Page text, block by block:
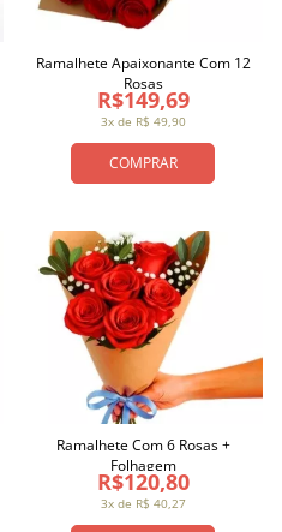
COMPRAR
3x de R$ 49,90
R$149,69
Ramalhete Apaixonante Com 12
Rosas
3x de R$ 40,27
R$120,80
Ramalhete Com 6 Rosas +
Folhagem